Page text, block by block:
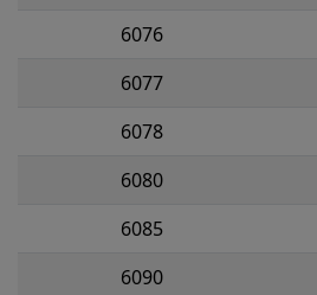
6076
6077
6078
6080
6085
6090